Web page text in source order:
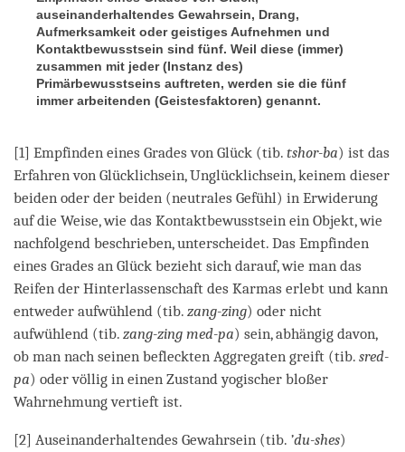
auseinanderhaltendes Gewahrsein, Drang,
Aufmerksamkeit oder geistiges Aufnehmen und
Kontaktbewusstsein sind fünf. Weil diese (immer)
zusammen mit jeder (Instanz des)
Primärbewusstseins auftreten, werden sie die fünf
immer arbeitenden (Geistesfaktoren) genannt.
[1] Empfinden eines Grades von Glück (tib. tshor-ba) ist das
Erfahren von Glücklichsein, Unglücklichsein, keinem dieser
beiden oder der beiden (neutrales Gefühl) in Erwiderung
auf die Weise, wie das Kontaktbewusstsein ein Objekt, wie
nachfolgend beschrieben, unterscheidet. Das Empfinden
eines Grades an Glück bezieht sich darauf, wie man das
Reifen der Hinterlassenschaft des Karmas erlebt und kann
entweder aufwühlend (tib. zang-zing) oder nicht
aufwühlend (tib. zang-zing med-pa) sein, abhängig davon,
ob man nach seinen befleckten Aggregaten greift (tib. sred-
pa) oder völlig in einen Zustand yogischer bloßer
Wahrnehmung vertieft ist.
[2] Auseinanderhaltendes Gewahrsein (tib. ’du-shes)